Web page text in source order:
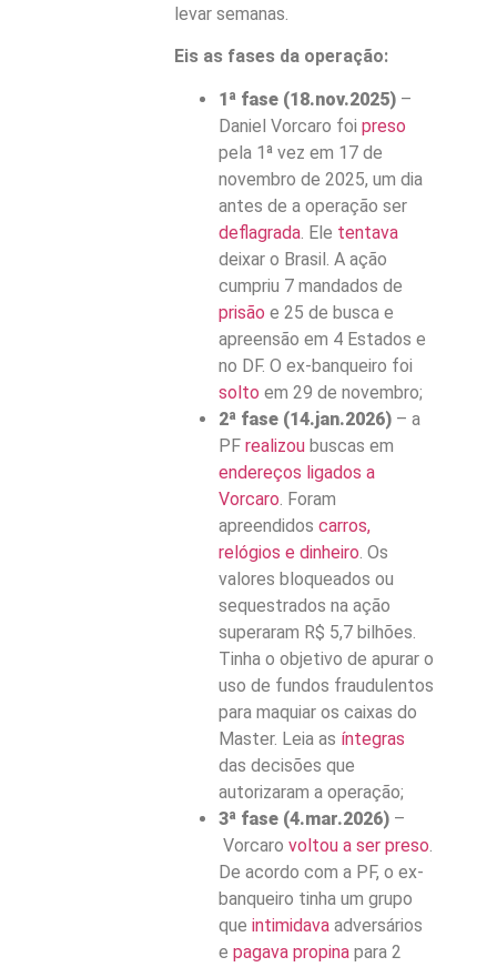
levar semanas.
Eis as fases da operação:
1ª fase (18.nov.2025) –
Daniel Vorcaro foipreso
pela 1ª vez em 17 de
novembro de 2025, um dia
antes de a operação ser
deflagrada. Ele tentava
deixar o Brasil.A ação
cumpriu 7 mandados de
prisão e 25 de busca e
apreensão em 4 Estados e
no DF. O ex-banqueiro foi
solto em 29 de novembro;
2ª fase (14.jan.2026) – a
PFrealizou buscas em
endereços ligados a
Vorcaro. Foram
apreendidoscarros,
relógios e dinheiro. Os
valores bloqueados ou
sequestrados na ação
superaram R$ 5,7 bilhões.
Tinha o objetivo de apurar o
uso de fundos fraudulentos
para maquiar os caixas do
Master. Leia as íntegras
das decisões que
autorizaram a operação;
3ª fase (4.mar.2026) –
Vorcarovoltou a ser preso.
De acordo com a PF, o ex-
banqueiro tinha um grupo
queintimidava adversários
epagava propina para 2